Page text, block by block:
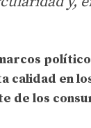
calidad en
de los